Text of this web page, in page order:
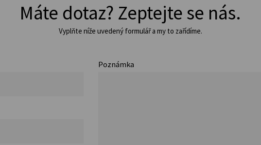
Máte dotaz? Zeptejte se nás.
Vyplňte níže uvedený formulář a my to zařídíme.
Poznámka